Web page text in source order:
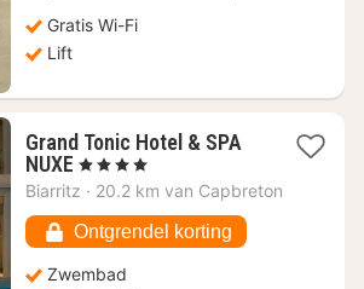
Gratis Wi-Fi
Lift
Grand Tonic Hotel & SPA
NUXE 1
nacht
€
189,46
, 4 Sterren
Biarritz · 20.2 km van Capbreton
Ontgrendel korting
Zwembad